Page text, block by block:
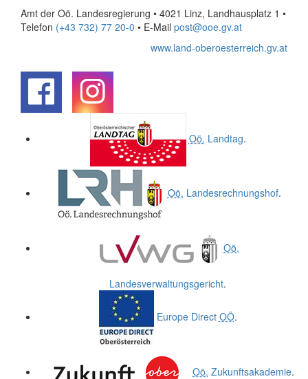
Amt der Oö. Landesregierung • 4021 Linz, Landhausplatz 1 •
Telefon (+43 732) 77 20-0 • E-Mail post@ooe.gv.at
www.land-oberoesterreich.gv.at
Oö. Landtag.
Oö. Landesrechnungshof.
Oö.
Landesverwaltungsgericht.
Europe Direct OÖ.
Oö. Zukunftsakademie.